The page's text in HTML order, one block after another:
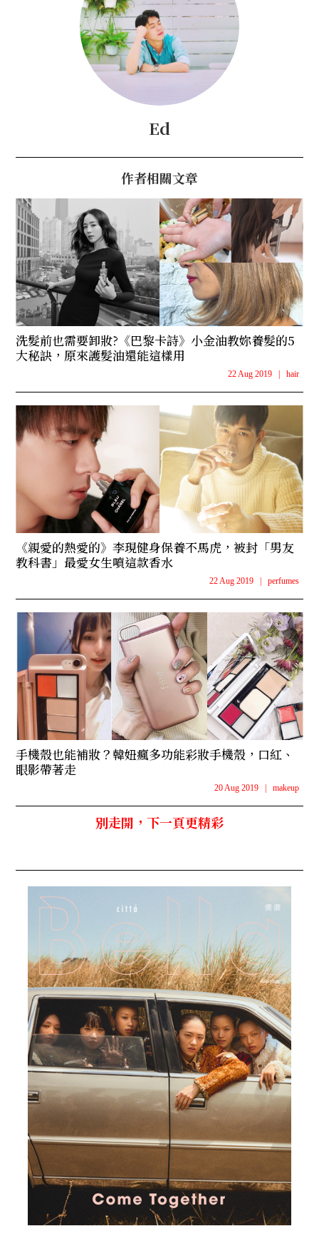
Ed
作者相關文章
洗髮前也需要卸妝?《巴黎卡詩》小金油教妳養髮的5
大秘訣，原來護髮油還能這樣用
22 Aug 2019 hair
《親愛的熱愛的》李現健身保養不馬虎，被封「男友
教科書」最愛女生噴這款香水
22 Aug 2019 perfumes
手機殼也能補妝？韓妞瘋多功能彩妝手機殼，口紅、
眼影帶著走
20 Aug 2019 makeup
別走開，下一頁更精彩